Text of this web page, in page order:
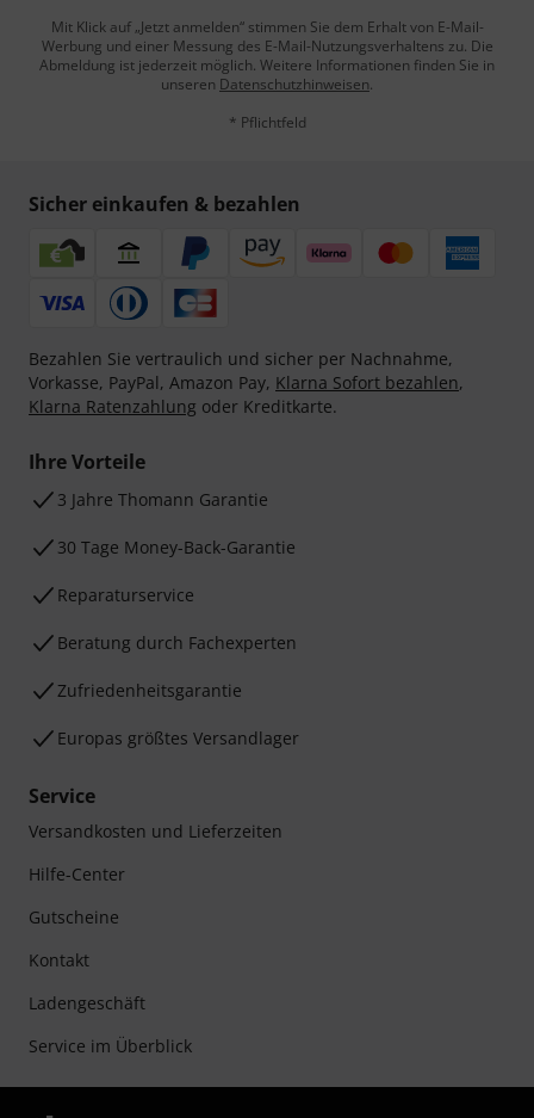
Mit Klick auf „Jetzt anmelden“ stimmen Sie dem Erhalt von E-Mail-
Werbung und einer Messung des E-Mail-Nutzungsverhaltens zu. Die
Abmeldung ist jederzeit möglich. Weitere Informationen finden Sie in
unseren Datenschutzhinweisen.
* Pflichtfeld
Sicher einkaufen & bezahlen
Bezahlen Sie vertraulich und sicher per Nachnahme,
Vorkasse, PayPal, Amazon Pay, Klarna Sofort bezahlen,
Klarna Ratenzahlung oder Kreditkarte.
Ihre Vorteile
3 Jahre Thomann Garantie
30 Tage Money-Back-Garantie
Reparaturservice
Beratung durch Fachexperten
Zufriedenheitsgarantie
Europas größtes Versandlager
Service
Versandkosten und Lieferzeiten
Hilfe-Center
Gutscheine
Kontakt
Ladengeschäft
Service im Überblick